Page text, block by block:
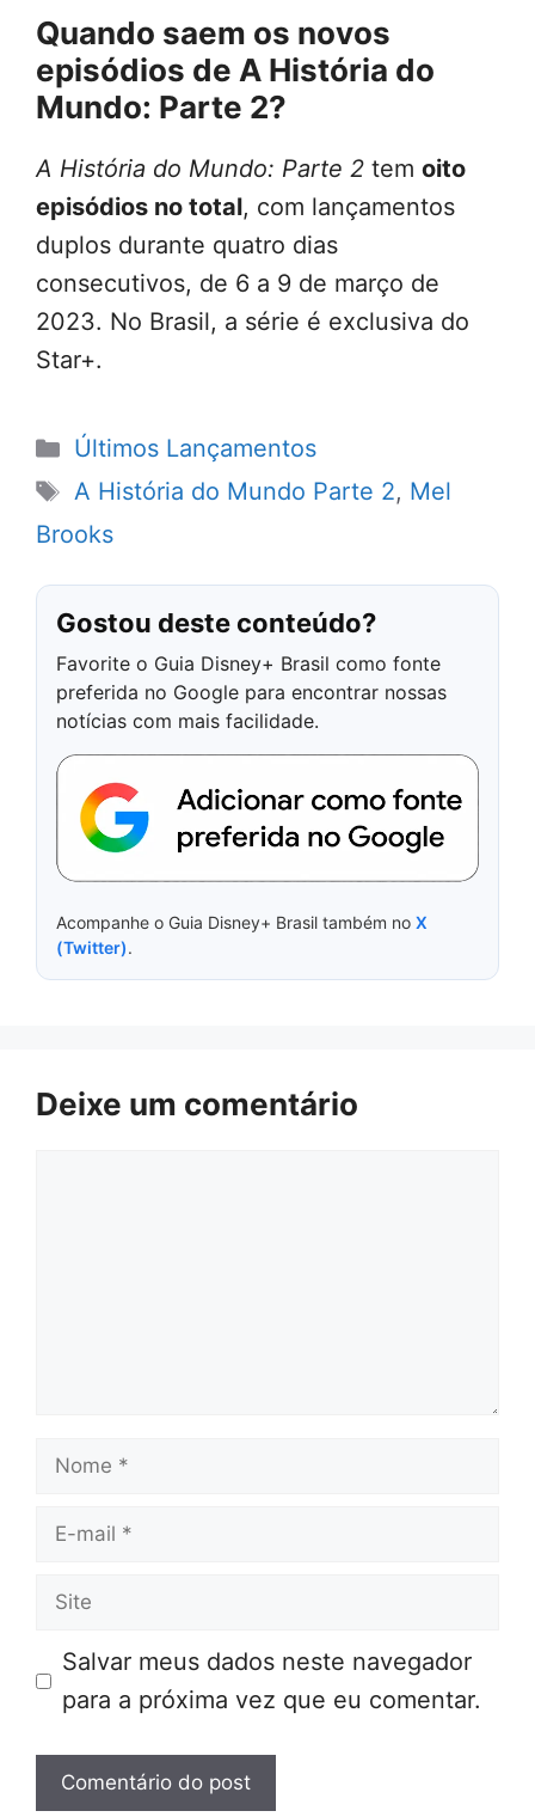
Quando saem os novos
episódios de A História do
Mundo: Parte 2?
A História do Mundo: Parte 2 tem oito
episódios no total, com lançamentos
duplos durante quatro dias
consecutivos, de 6 a 9 de março de
2023. No Brasil, a série é exclusiva do
Star+.
Categorias
Últimos Lançamentos
Tags
A História do Mundo Parte 2, Mel
Brooks
Gostou deste conteúdo?
Favorite o Guia Disney+ Brasil como fonte
preferida no Google para encontrar nossas
notícias com mais facilidade.
Acompanhe o Guia Disney+ Brasil também no X
(Twitter).
Deixe um comentário
Nome
E-
Site
Salvar meus dados neste navegador
para a próxima vez que eu comentar.